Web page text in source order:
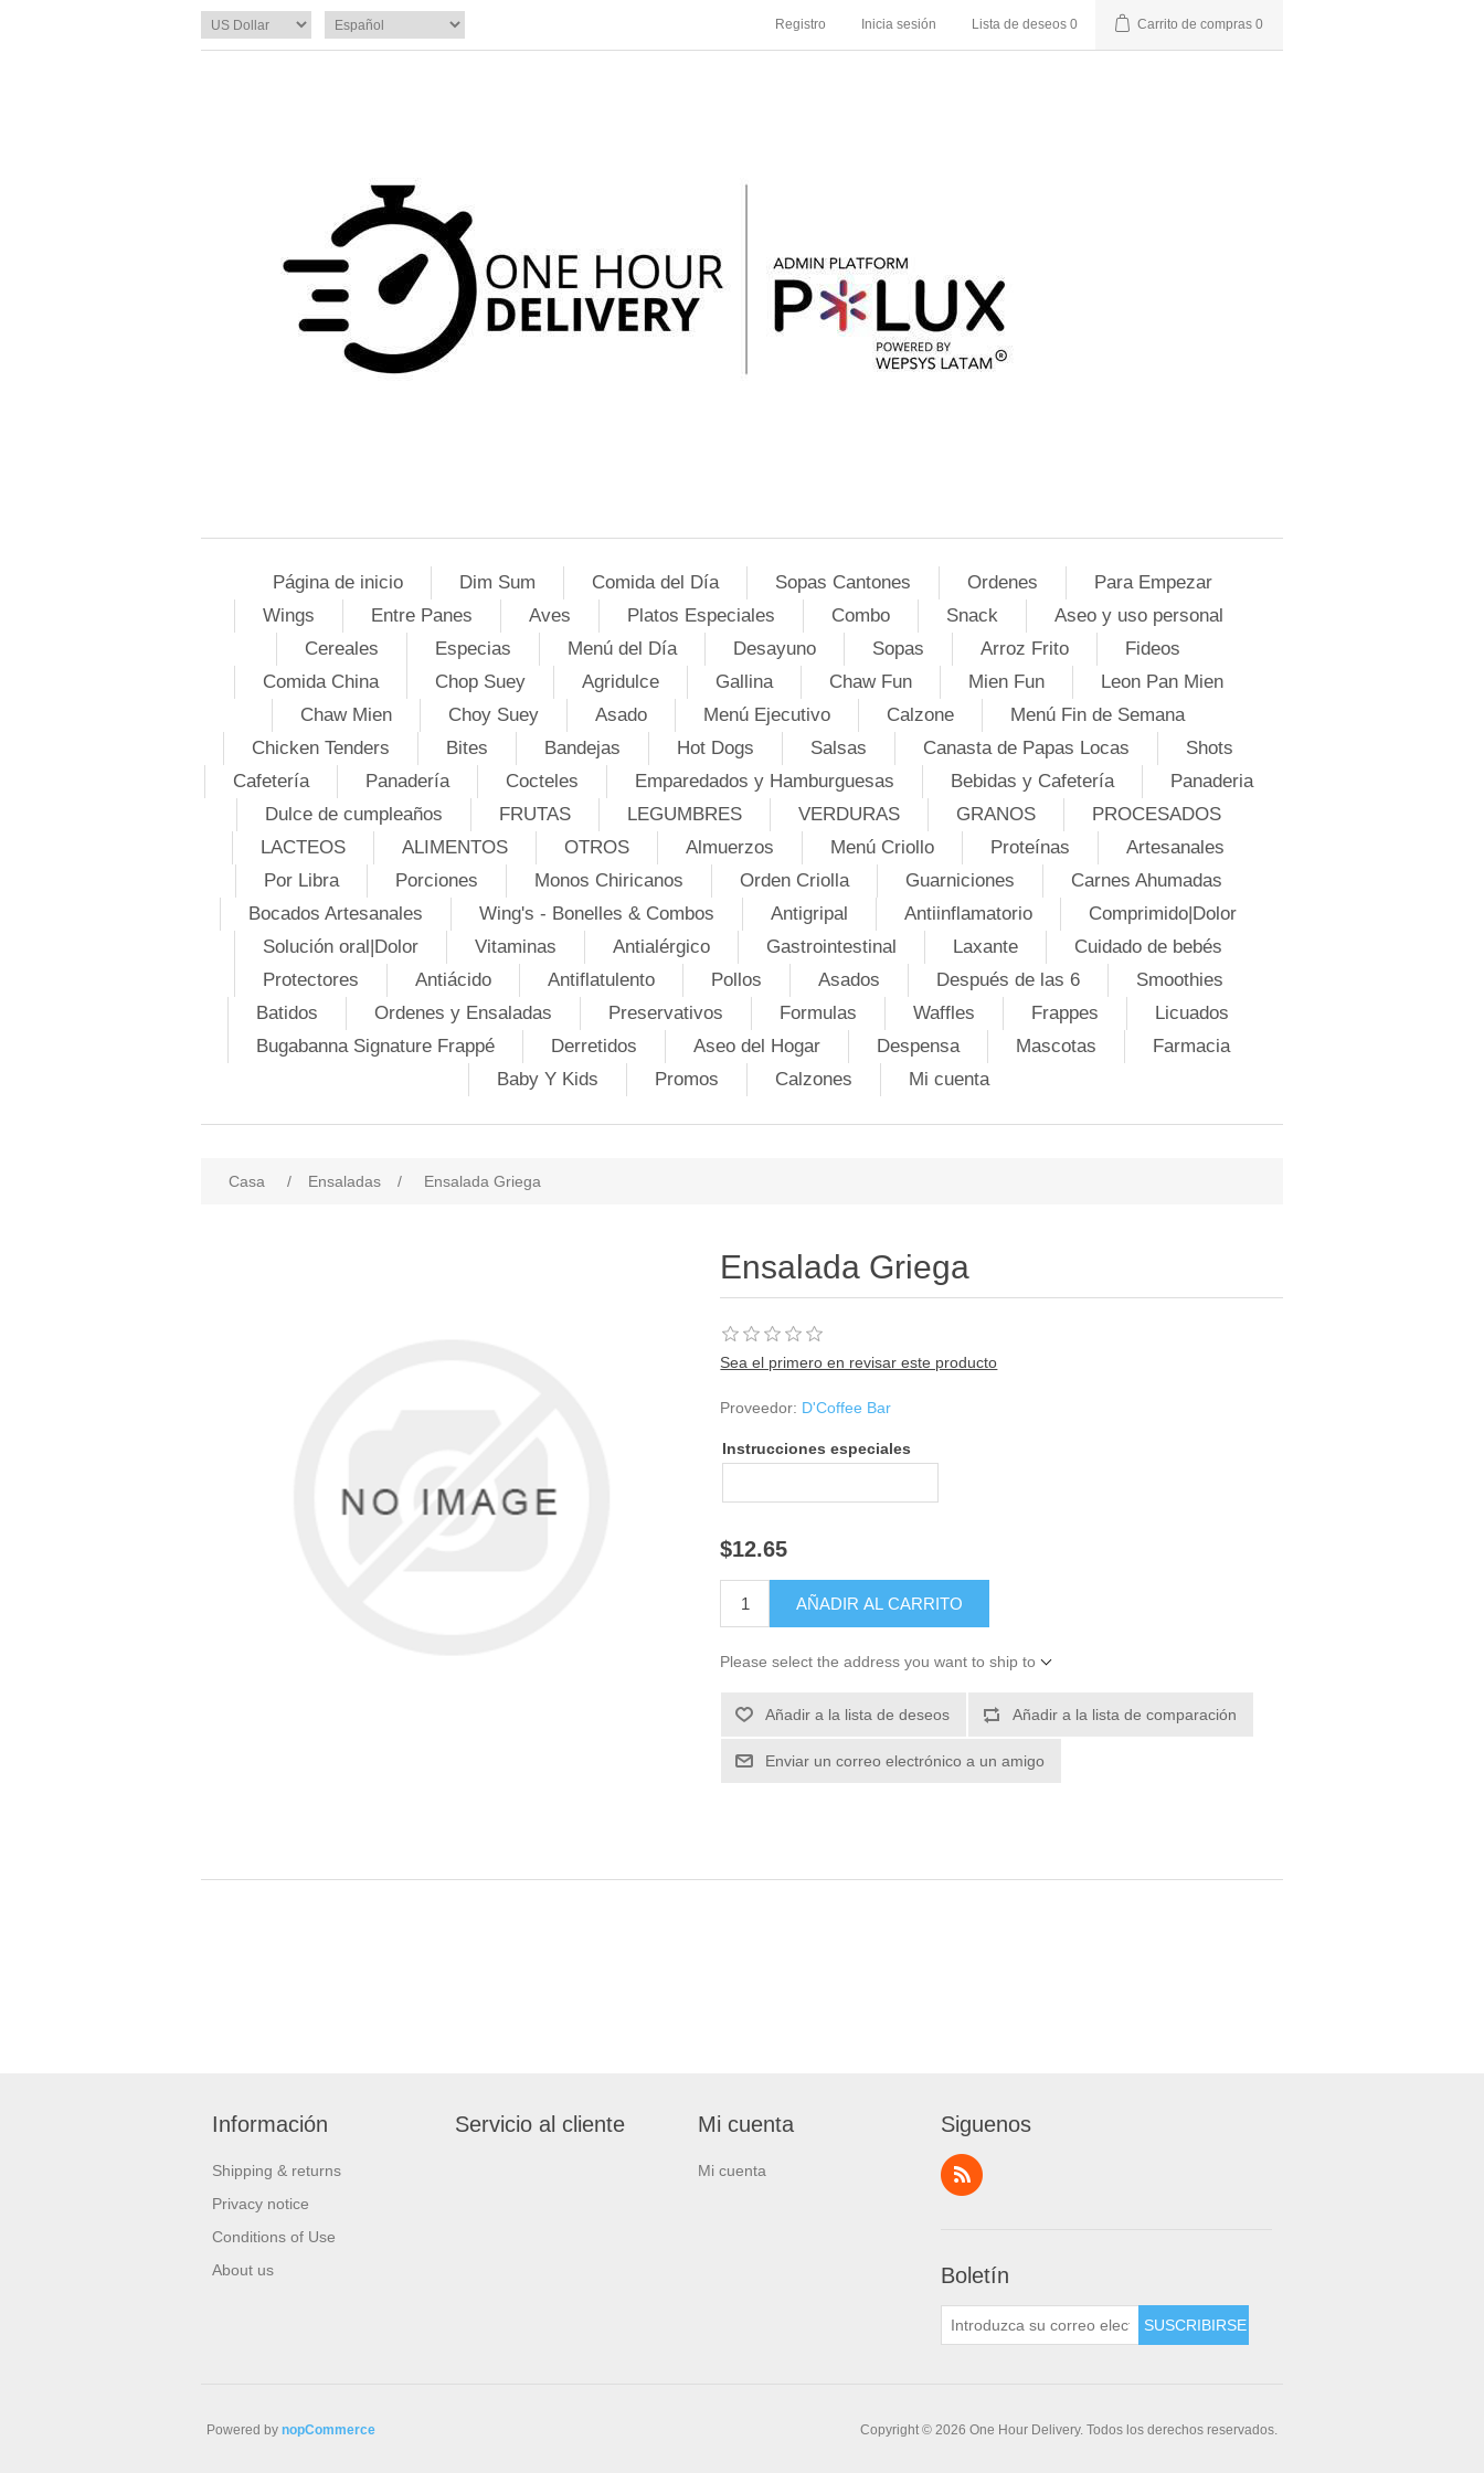
Registro Inicia sesión Lista de deseos 0 Carrito de compras 0
Página de inicio Dim Sum Comida del Día Sopas Cantones Ordenes
Para Empezar
Wings
Entre Panes Aves Platos Especiales Combo Snack
Aseo y uso personal
Cereales
Especias Menú del Día Desayuno Sopas Arroz Frito
Fideos
Comida China
Chop Suey Agridulce Gallina Chaw Fun Mien Fun
Leon Pan Mien
Chaw Mien
Choy Suey Asado Menú Ejecutivo Calzone
Menú Fin de Semana
Chicken Tenders
Bites Bandejas Hot Dogs Salsas Canasta de Papas Locas
Shots
Cafetería
Panadería Cocteles Emparedados y Hamburguesas Bebidas y Cafetería
Panaderia
Dulce de cumpleaños
FRUTAS LEGUMBRES VERDURAS GRANOS
PROCESADOS
LACTEOS
ALIMENTOS OTROS Almuerzos Menú Criollo Proteínas
Artesanales
Por Libra
Porciones Monos Chiricanos Orden Criolla Guarniciones
Carnes Ahumadas
Bocados Artesanales
Wing's - Bonelles & Combos Antigripal Antiinflamatorio
Comprimido|Dolor
Solución oral|Dolor
Vitaminas Antialérgico Gastrointestinal Laxante
Cuidado de bebés
Protectores
Antiácido Antiflatulento Pollos Asados Después de las 6
Smoothies
Batidos
Ordenes y Ensaladas Preservativos Formulas Waffles Frappes
Licuados
Bugabanna Signature Frappé
Derretidos Aseo del Hogar Despensa Mascotas
Farmacia
Baby Y Kids
Promos Calzones Mi cuenta
Casa / Ensaladas / Ensalada Griega
Ensalada Griega
Sea el primero en revisar este producto
Proveedor: D'Coffee Bar
Instrucciones especiales
$12.65
Please select the address you want to ship to
Información
Shipping & returns
Privacy notice
Conditions of Use
About us
Servicio al cliente Mi cuenta
Mi cuenta
Siguenos
Boletín
Copyright © 2026 One Hour Delivery. Todos los derechos reservados.
Powered by nopCommerce